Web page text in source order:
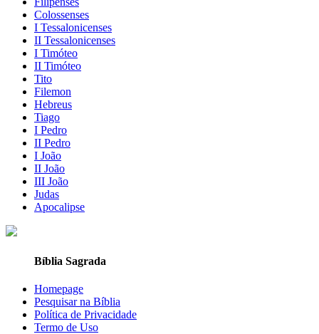
Colossenses
I Tessalonicenses
II Tessalonicenses
I Timóteo
II Timóteo
Tito
Filemon
Hebreus
Tiago
I Pedro
II Pedro
I João
II João
III João
Judas
Apocalipse
Bíblia Sagrada
Homepage
Pesquisar na Bíblia
Política de Privacidade
Termo de Uso